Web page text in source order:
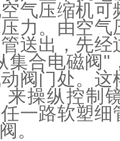
气压缩机
力。由空
送出，先
集合电磁阀"
阀门处。
来操纵控制
一路软塑
。